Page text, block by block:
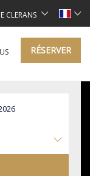
CLERANS
RÉSERVER